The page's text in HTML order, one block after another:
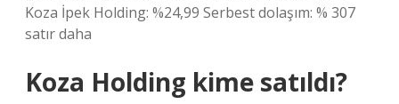
Koza İpek Holding: %24,99 Serbest dolaşım: % 307
satır daha
Koza Holding kime satıldı?